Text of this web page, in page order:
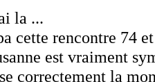
la ...
cette rencontre 74
est vraiment
correctement la